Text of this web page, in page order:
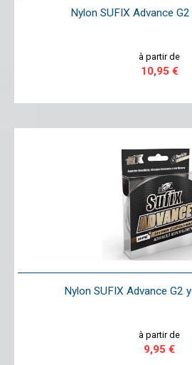
Nylon SUFIX Advance
à partir de
10,95 €
Nylon SUFIX Advance G2
à partir de
9,95 €